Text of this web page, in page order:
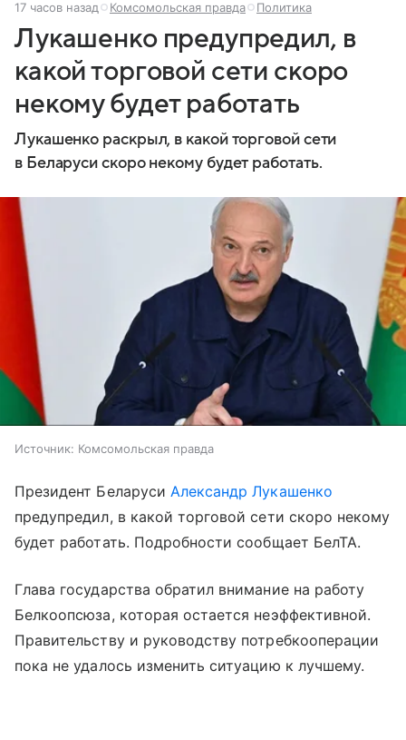
17 часов назад Комсомольская правда Политика
Лукашенко предупредил, в
какой торговой сети скоро
некому будет работать
Лукашенко раскрыл, в какой торговой сети
в Беларуси скоро некому будет работать.
Источник: Комсомольская правда
Президент Беларуси Александр Лукашенко
предупредил, в какой торговой сети скоро некому
будет работать. Подробности сообщает БелТА.
Глава государства обратил внимание на работу
Белкоопсюза, которая остается неэффективной.
Правительству и руководству потребкооперации
пока не удалось изменить ситуацию к лучшему.